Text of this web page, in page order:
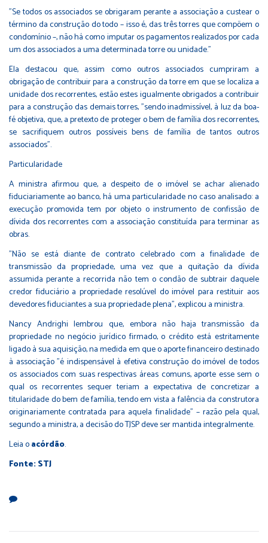
"Se todos os associados se obrigaram perante a associação a custear o
término da construção do todo – isso é, das três torres que compõem o
condomínio –, não há como imputar os pagamentos realizados por cada
um dos associados a uma determinada torre ou unidade."
Ela destacou que, assim como outros associados cumpriram a
obrigação de contribuir para a construção da torre em que se localiza a
unidade dos recorrentes, estão estes igualmente obrigados a contribuir
para a construção das demais torres, "sendo inadmissível, à luz da boa-
fé objetiva, que, a pretexto de proteger o bem de família dos recorrentes,
se sacrifiquem outros possíveis bens de família de tantos outros
associados".
Particulari​​​dade
A ministra afirmou que, a despeito de o imóvel se achar alienado
fiduciariamente ao banco, há uma particularidade no caso analisado: a
execução promovida tem por objeto o instrumento de confissão de
dívida dos recorrentes com a associação constituída para terminar as
obras.
"Não se está diante de contrato celebrado com a finalidade de
transmissão da propriedade, uma vez que a quitação da dívida
assumida perante a recorrida não tem o condão de subtrair daquele
credor fiduciário a propriedade resolúvel do imóvel para restituir aos
devedores fiduciantes a sua propriedade plena", explicou a ministra.
Nancy Andrighi lembrou que, embora não haja transmissão da
propriedade no negócio jurídico firmado, o crédito está estritamente
ligado à sua aquisição, na medida em que o aporte financeiro destinado
à associação "é indispensável à efetiva construção do imóvel de todos
os associados com suas respectivas áreas comuns, aporte esse sem o
qual os recorrentes sequer teriam a expectativa de concretizar a
titularidade do bem de família, tendo em vista a falência da construtora
originariamente contratada para aquela finalidade" – razão pela qual,
segundo a ministra, a decisão do TJSP deve ser mantida integralmente.
Leia oacórdão.
Fonte: STJ